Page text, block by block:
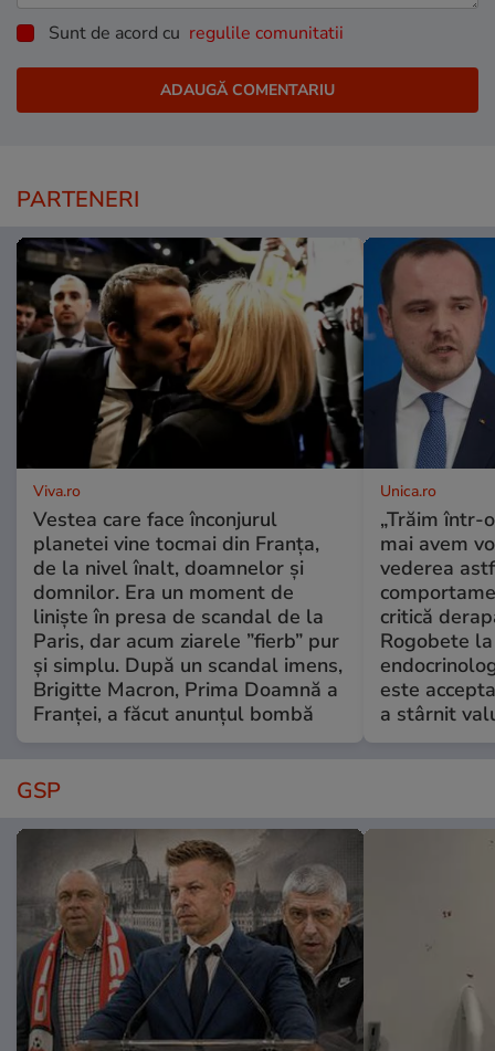
Sunt de acord cu regulile comunitatii
PARTENERI
Viva.ro
Vestea care face înconjurul
planetei vine tocmai din Franța,
de la nivel înalt, doamnelor și
domnilor. Era un moment de
liniște în presa de scandal de la
Paris, dar acum ziarele ”fierb” pur
și simplu. După un scandal imens,
Brigitte Macron, Prima Doamnă a
Franței, a făcut anunțul bombă
Unica.ro
„Trăim într-
mai avem
vederea
critică
Rogobete
este
a stârnit
GSP